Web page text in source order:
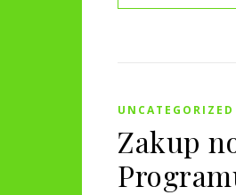
UNCATEGORIZED
Zakup